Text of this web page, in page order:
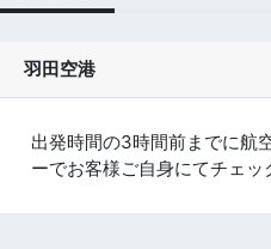
羽田空港
出発時間の3時間前までに航
ーでお客様ご自身にてチェッ